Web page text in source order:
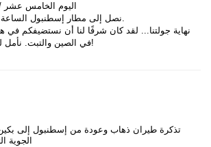
اليوم الخامس عشر
نصل إلى مطار إسطنبول الساعة 06:05 بالتوقيت التركي.
في الصين والتبت. نأمل لقاءكم في جولات أخرى!
تذكرة طيران ذهاب وعودة من إسطنبول إلى
الجوية